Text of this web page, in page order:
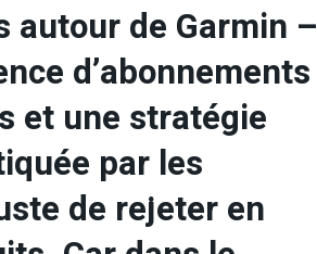
autour de Garmin –
d’abonnements
et une stratégie
par les
de rejeter en